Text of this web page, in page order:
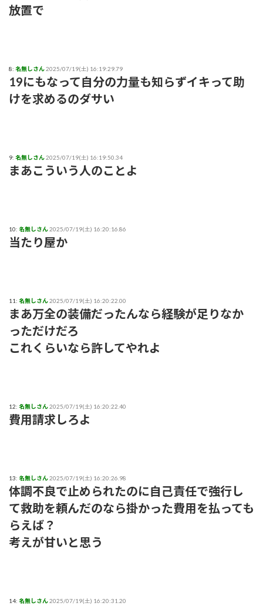
本日の｢FNS歌謡祭｣のタイムテーブルがコチラ！！！【乃木坂
46】
放置で
8: 名無しさん2025/07/19(土) 16:19:29.79
19にもなって自分の力量も知らずイキって助
けを求めるのダサい
9: 名無しさん2025/07/19(土) 16:19:50.34
まあこういう人のことよ
10: 名無しさん2025/07/19(土) 16:20:16.86
当たり屋か
11: 名無しさん2025/07/19(土) 16:20:22.00
まあ万全の装備だったんなら経験が足りなか
っただけだろ
これくらいなら許してやれよ
12: 名無しさん2025/07/19(土) 16:20:22.40
費用請求しろよ
13: 名無しさん2025/07/19(土) 16:20:26.98
体調不良で止められたのに自己責任で強行し
て救助を頼んだのなら掛かった費用を払っても
らえば？
考えが甘いと思う
14: 名無しさん2025/07/19(土) 16:20:31.20